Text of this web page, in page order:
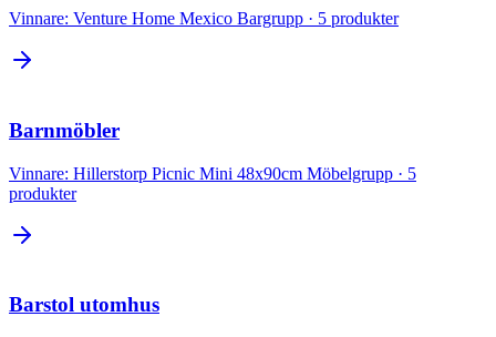
Vinnare: Venture Home Mexico Bargrupp · 5 produkter
Barnmöbler
Vinnare: Hillerstorp Picnic Mini 48x90cm Möbelgrupp · 5
produkter
Barstol utomhus